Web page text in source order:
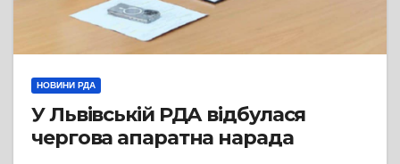
НОВИНИ РДА
У Львівській РДА відбулася
чергова апаратна нарада